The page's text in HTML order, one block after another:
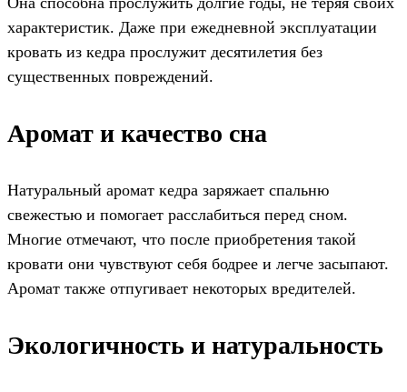
характеристик. Даже при ежедневной эксплуатации
кровать из кедра прослужит десятилетия без
существенных повреждений.
Аромат и качество сна
Натуральный аромат кедра заряжает спальню
свежестью и помогает расслабиться перед сном.
Многие отмечают, что после приобретения такой
кровати они чувствуют себя бодрее и легче засыпают.
Аромат также отпугивает некоторых вредителей.
Экологичность и натуральность